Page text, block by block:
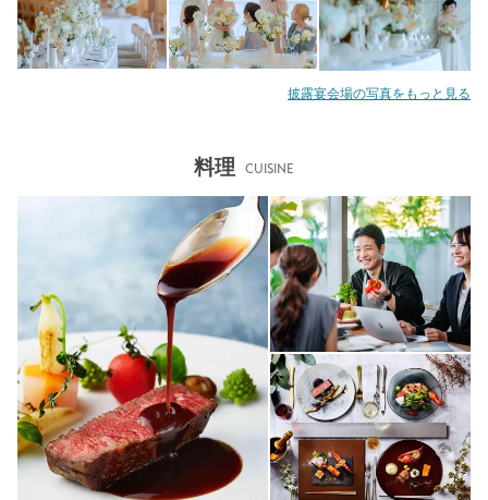
披露宴会場の写真をもっと見る
料理 CUISINE